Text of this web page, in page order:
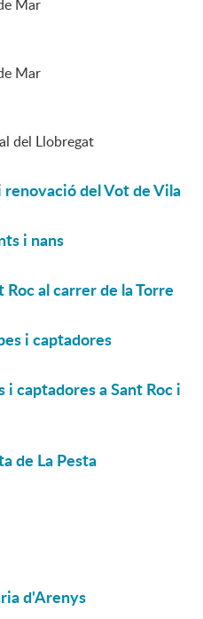
Mar
Mar
del Llobregat
del Vot de Vila
i nans
al carrer de la Torre
i captadores
captadores a Sant Roc i
de La Pesta
d'Arenys